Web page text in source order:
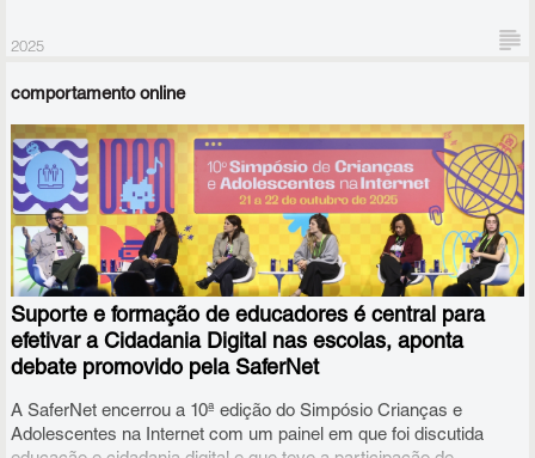
O bate-papo reunirá especialistas que responderão as principais
dúvidas de pais e educadores sobre estratégias de supervisão
familiar e proteção de crianças e adolescentes em ambientes
digitais.
2025
comportamento online
Suporte e formação de educadores é central para
efetivar a Cidadania Digital nas escolas, aponta
debate promovido pela SaferNet
A SaferNet encerrou a 10ª edição do Simpósio Crianças e
Adolescentes na Internet com um painel em que foi discutida